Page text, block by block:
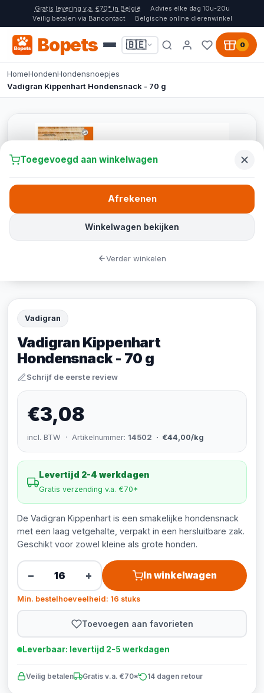
Gratis levering v.a. €70* in België
Advies elke dag 10u-20u
Veilig betalen via Bancontact
Belgische online dierenwinkel
Bopets 🇧🇪 0
HomeHondenHondensnoepjes
Vadigran Kippenhart Hondensnack - 70 g
Vadigran
Vadigran Kippenhart
Hondensnack - 70 g
Schrijf de eerste review
€3,08
incl. BTW · Artikelnummer: 14502 · €44,00/kg
Levertijd 2-4 werkdagen
Gratis verzending v.a. €70*
De Vadigran Kippenhart is een smakelijke hondensnack
met een laag vetgehalte, verpakt in een hersluitbare zak.
Geschikt voor zowel kleine als grote honden.
− + In winkelwagen
Min. bestelhoeveelheid: 16 stuks
Toevoegen aan favorieten
Leverbaar: levertijd 2-5 werkdagen
Veilig betalen Gratis v.a. €70* 14 dagen retour
Toegevoegd aan winkelwagen
Winkelwagen bekijken
Afrekenen
Verder winkelen